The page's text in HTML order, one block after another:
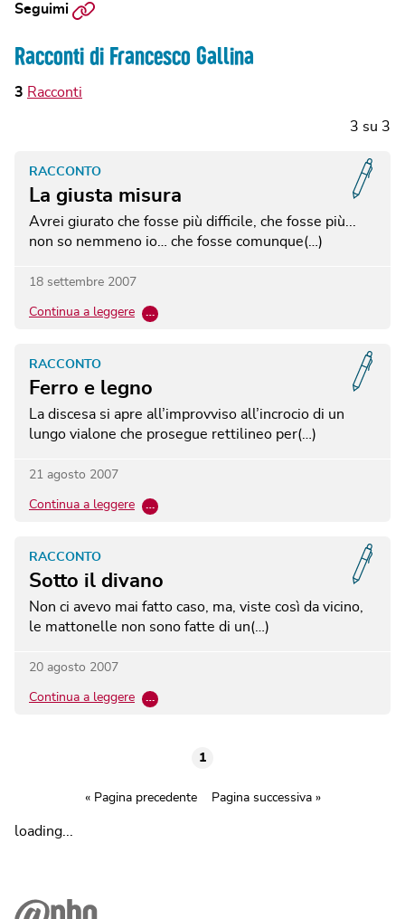
Seguimi Sito
Racconti di Francesco Gallina
3 Racconti
3 su 3
La giusta misura
RACCONTO
Avrei giurato che fosse più difficile, che fosse più...
non so nemmeno io… che fosse comunque(…)
18 settembre 2007
Continua a leggere …
Ferro e legno
RACCONTO
La discesa si apre all’improvviso all’incrocio di un
lungo vialone che prosegue rettilineo per(…)
21 agosto 2007
Continua a leggere …
Sotto il divano
RACCONTO
Non ci avevo mai fatto caso, ma, viste così da vicino,
le mattonelle non sono fatte di un(…)
20 agosto 2007
Continua a leggere …
1
« Pagina precedente Pagina successiva »
loading...